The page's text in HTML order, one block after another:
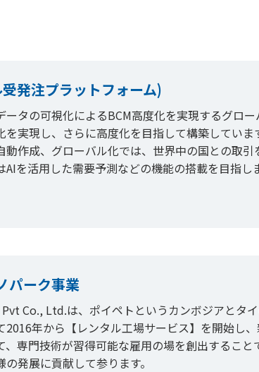
発注プラットフォーム)
タの可視化によるBCM高度化を実現するグロー
を実現し、さらに高度化を目指して構築してい
動作成、グローバル化では、世界中の国との取
を活用した需要予測などの機能の搭載を目指し
パーク事業
Co., Ltd.は、ポイペトというカンボジアとタ
2016年から【レンタル工場サービス】を開始し
、専門技術が習得可能な雇用の場を創出するこ
発展に貢献して参ります。